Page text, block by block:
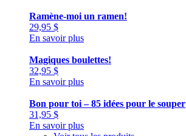
Ramène-moi un ramen!
29,95 $
En savoir plus
Magiques boulettes!
32,95 $
En savoir plus
Bon pour toi – 85 idées pour le souper
31,95 $
En savoir plus